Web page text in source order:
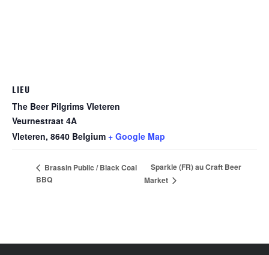
LIEU
The Beer Pilgrims Vleteren
Veurnestraat 4A
Vleteren, 8640 Belgium + Google Map
Brassin Public / Black Coal
BBQ
Sparkle (FR) au Craft Beer
Market